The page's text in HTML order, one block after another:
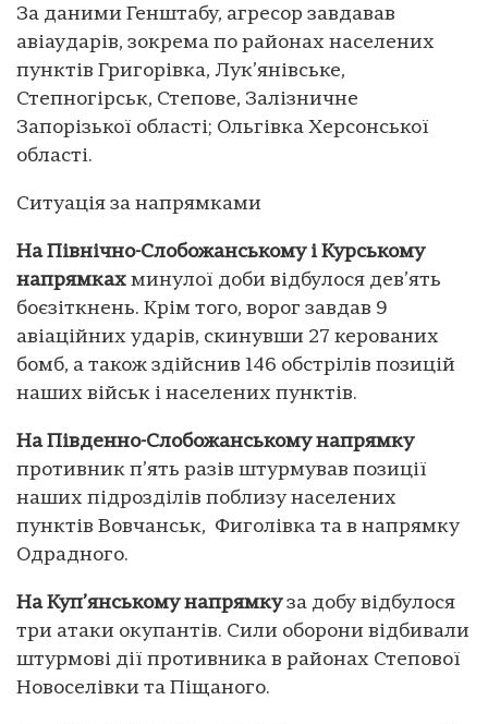
За даними Генштабу, агресор завдавав
авіаударів, зокрема по районах населених
пунктів Григорівка, Лук’янівське,
Степногірськ, Степове, Залізничне
Запорізької області; Ольгівка Херсонської
області.
Ситуація за напрямками
На Північно-Слобожанському і Курському
напрямках минулої доби відбулося дев’ять
боєзіткнень. Крім того, ворог завдав 9
авіаційних ударів, скинувши 27 керованих
бомб, а також здійснив 146 обстрілів позицій
наших військ і населених пунктів.
На Південно-Слобожанському напрямку
противник п’ять разів штурмував позиції
наших підрозділів поблизу населених
пунктів Вовчанськ, Фиголівка та в напрямку
Одрадного.
На Куп’янському напрямкуза добу відбулося
три атаки окупантів. Сили оборони відбивали
штурмові дії противника в районах Степової
Новоселівки та Піщаного.